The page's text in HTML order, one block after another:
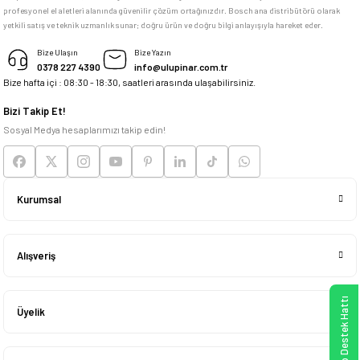
memnun kaldım
Deneyimini Paylaş
profesyonel el aletleri alanında güvenilir çözüm ortağınızdır. Bosch ana distribütörü olarak
yetkili satış ve teknik uzmanlık sunar; doğru ürün ve doğru bilgi anlayışıyla hareket eder.
Bize Ulaşın
0378 227 4390
Bize Yazın
info@ulupinar.com.tr
Bize hafta içi : 08:30 - 18:30, saatleri arasında ulaşabilirsiniz.
Bizi Takip Et!
Sosyal Medya hesaplarımızı takip edin!
Kurumsal
Alışveriş
Üyelik